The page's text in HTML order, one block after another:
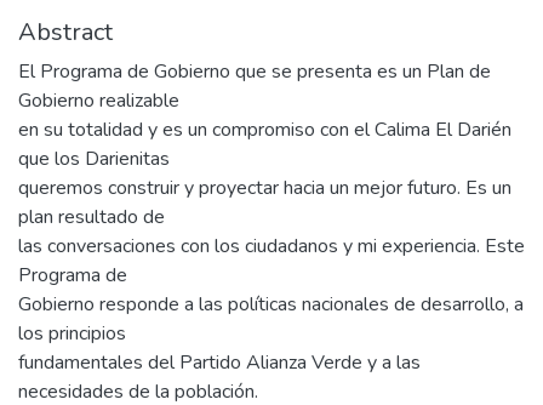
Abstract
El Programa de Gobierno que se presenta es un Plan de
Gobierno realizable
en su totalidad y es un compromiso con el Calima El Darién
que los Darienitas
queremos construir y proyectar hacia un mejor futuro. Es un
plan resultado de
las conversaciones con los ciudadanos y mi experiencia. Este
Programa de
Gobierno responde a las políticas nacionales de desarrollo, a
los principios
fundamentales del Partido Alianza Verde y a las
necesidades de la población.